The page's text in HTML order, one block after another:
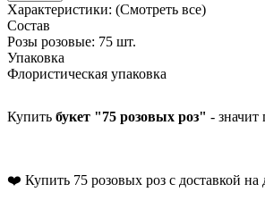
Характеристики: (Смотреть все)
Состав
Розы розовые: 75 шт.
Упаковка
Флористическая упаковка
Купить букет "75 розовых роз" -
❤️ Купить 75 розовых роз с доставкой